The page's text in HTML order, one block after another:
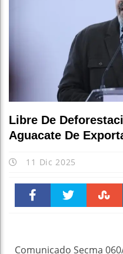
Libre De
Aguacate De
11 Dic 2025
Comunicado Secma